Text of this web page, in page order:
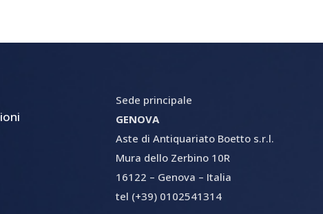
Sede principale
GENOVA
Aste di Antiquariato Boetto s.r.l.
Mura dello Zerbino 10R
16122 – Genova – Italia
tel (+39) 0102541314